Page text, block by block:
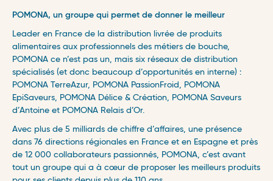
POMONA, un groupe qui permet de donner le meilleur
Leader en France de la distribution livrée de produits
alimentaires aux professionnels des métiers de bouche,
POMONA ce n’est pas un, mais six réseaux de distribution
spécialisés (et donc beaucoup d’opportunités en interne) :
POMONA TerreAzur, POMONA PassionFroid, POMONA
EpiSaveurs, POMONA Délice & Création, POMONA Saveurs
d’Antoine et POMONA Relais d’Or.
Avec plus de 5 milliards de chiffre d’affaires, une présence
dans 76 directions régionales en France et en Espagne et près
de 12 000 collaborateurs passionnés, POMONA, c’est avant
tout un groupe qui a à cœur de proposer les meilleurs produits